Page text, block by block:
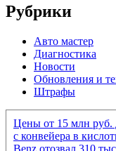
Рубрики
Авто мастер
Диагностика
Новости
Обновления и
Штрафы
Цены от 15 млн руб.
с конвейера в
Benz отозвал 310